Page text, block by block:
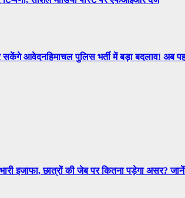
सकेंगे आवेदनहिमाचल पुलिस भर्ती में बड़ा बदलाव! अब
इजाफा, छात्रों की जेब पर कितना पड़ेगा असर?